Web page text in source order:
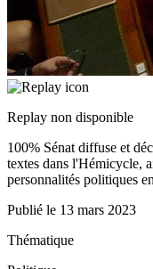
Replay non disponible
100% Sénat diffuse et
textes dans l'Hémicycle,
personnalités politiques
Publié le 13 mars 2023
Thématique